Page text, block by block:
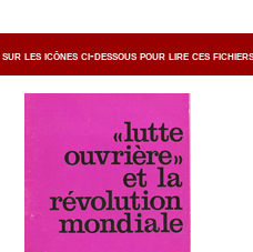
les icônes ci-dessous pour lire ces